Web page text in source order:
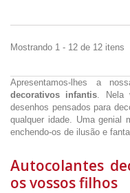
Mostrando 1 - 12 de 12 itens
Apresentamos-lhes a
decorativos infantis. Nela
desenhos pensados para
qualquer idade. Uma genial
enchendo-os de ilusão e
Autocolantes
os vossos filhos